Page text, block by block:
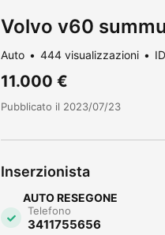
Volvo v60
Auto 444 visualizzazioni
11.000 €
Pubblicato il 2023/07/23
Inserzionista
AUTO RESEGONE
Telefono
3411755656